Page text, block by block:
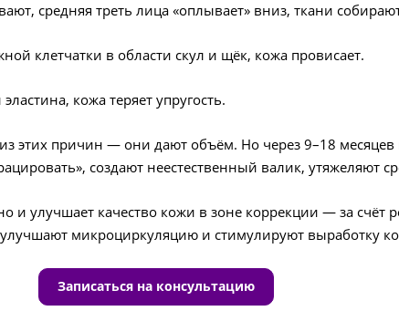
средняя треть лица «оплывает» вниз, ткани
клетчатки в области скул и щёк, кожа провисает.
кожа теряет упругость.
причин — они дают объём. Но через 9–18 месяцев
создают неестественный валик, утяжеляют
улучшает качество кожи в зоне коррекции — за счёт
микроциркуляцию и стимулируют выработку
Записаться на консультацию